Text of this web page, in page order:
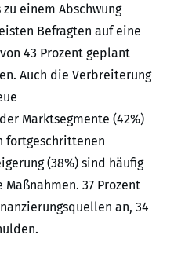
einem Abschwung
Befragten auf eine
43 Prozent geplant
Auch die Verbreiterung
Marktsegmente (42%)
fortgeschrittenen
(38%) sind häufig
37 Prozent
an, 34